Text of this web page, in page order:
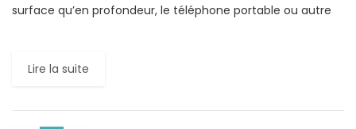
surface qu’en profondeur, le téléphone portable ou autre
Lire la suite